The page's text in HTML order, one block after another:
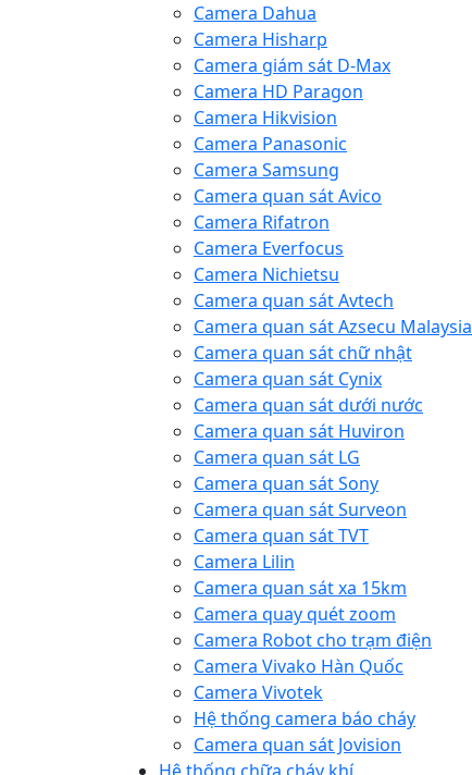
Camera Dahua
Camera Hisharp
Camera giám sát D-Max
Camera HD Paragon
Camera Hikvision
Camera Panasonic
Camera Samsung
Camera quan sát Avico
Camera Rifatron
Camera Everfocus
Camera Nichietsu
Camera quan sát Avtech
Camera quan sát Azsecu Malaysia
Camera quan sát chữ nhật
Camera quan sát Cynix
Camera quan sát dưới nước
Camera quan sát Huviron
Camera quan sát LG
Camera quan sát Sony
Camera quan sát Surveon
Camera quan sát TVT
Camera Lilin
Camera quan sát xa 15km
Camera quay quét zoom
Camera Robot cho trạm điện
Camera Vivako Hàn Quốc
Camera Vivotek
Hệ thống camera báo cháy
Camera quan sát Jovision